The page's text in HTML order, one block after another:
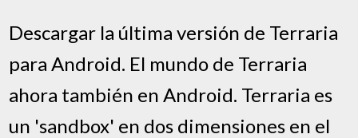
Descargar la última versión de Terraria
para Android. El mundo de Terraria
ahora también en Android. Terraria es
un 'sandbox' en dos dimensiones en el